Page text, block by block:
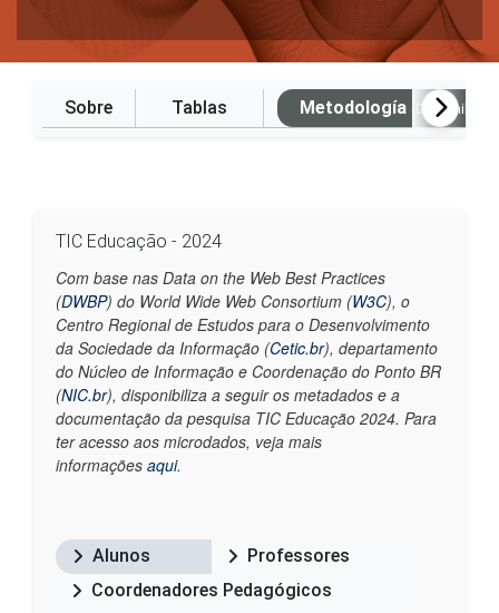
Sobre Tablas Metodología (Disponible
TIC Educação - 2024
Com base nas Data on the Web Best Practices
(DWBP) do World Wide Web Consortium (W3C), o
Centro Regional de Estudos para o Desenvolvimento
da Sociedade da Informação (Cetic.br), departamento
do Núcleo de Informação e Coordenação do Ponto BR
(NIC.br), disponibiliza a seguir os metadados e a
documentação da pesquisa TIC Educação 2024. Para
ter acesso aos microdados, veja mais
informações aqui.
Alunos
Professores
Coordenadores Pedagógicos